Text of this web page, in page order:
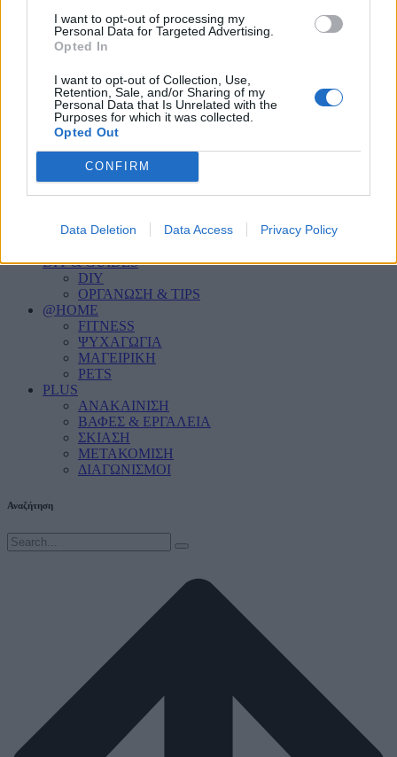
I want to opt-out of processing my
Personal Data for Targeted Advertising.
Opted In
I want to opt-out of Collection, Use,
Retention, Sale, and/or Sharing of my
Personal Data that Is Unrelated with the
Purposes for which it was collected.
Opted Out
CONFIRM
Data Deletion Data Access Privacy Policy
PERSONAL CARE
HOME SECURITY
ΦΩΤΙΣΜΟΣ
ΣΑΛΟΝΙ
ΚΟΥΖΙΝΑ
ΜΠΑΝΙΟ
ΥΠΝΟΔΩΜΑΤΙΟ
ΠΑΙΔΙΚΟ ΔΩΜΑΤΙΟ
HOME OFFICE
OUTDOOR
ΚΗΠΟΣ
ΠΙΣΙΝΑ
DIY & GUIDES
DIY
ΟΡΓΑΝΩΣΗ & TIPS
@HOME
FITNESS
ΨΥΧΑΓΩΓΙΑ
ΜΑΓΕΙΡΙΚΗ
PETS
PLUS
ΑΝΑΚΑΙΝΙΣΗ
ΒΑΦΕΣ & ΕΡΓΑΛΕΙΑ
ΣΚΙΑΣΗ
ΜΕΤΑΚΟΜΙΣΗ
ΔΙΑΓΩΝΙΣΜΟΙ
Αναζήτηση